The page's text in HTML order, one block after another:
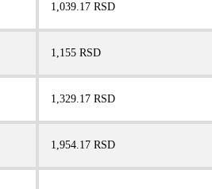
1,039.17 RSD
1,155 RSD
1,329.17 RSD
1,954.17 RSD